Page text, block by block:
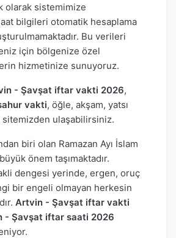
olarak sistemimize
bilgileri otomatik hesaplama
Bu verileri
için bölgenize özel
hizmetinize sunuyoruz.
- Şavşat iftar vakti 2026,
vakti, öğle, akşam, yatsı
sitemizden ulaşabilirsiniz.
biri olan Ramazan Ayı İslam
önem taşımaktadır.
dengesi yerinde, ergen, oruç
bir engeli olmayan herkesin
Artvin - Şavşat iftar vakti
- Şavşat iftar saati 2026